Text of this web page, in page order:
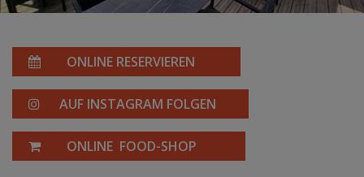
ONLINE RESERVIEREN
AUF INSTAGRAM FOLGEN
ONLINE FOOD-SHOP